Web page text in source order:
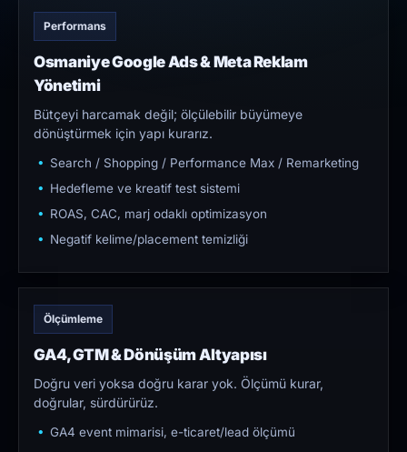
Performans
Osmaniye Google Ads & Meta Reklam
Yönetimi
Bütçeyi harcamak değil; ölçülebilir büyümeye
dönüştürmek için yapı kurarız.
Search / Shopping / Performance Max / Remarketing
Hedefleme ve kreatif test sistemi
ROAS, CAC, marj odaklı optimizasyon
Negatif kelime/placement temizliği
Ölçümleme
GA4, GTM & Dönüşüm Altyapısı
Doğru veri yoksa doğru karar yok. Ölçümü kurar,
doğrular, sürdürürüz.
GA4 event mimarisi, e-ticaret/lead ölçümü